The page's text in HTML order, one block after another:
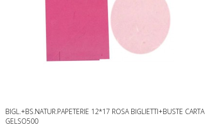
BIGL.+BS.NATUR.PAPETERIE 12*17 ROSA BIGLIETTI+BUSTE CARTA
GELSO500